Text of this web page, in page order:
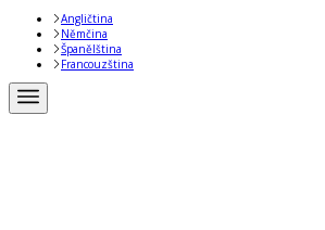
Angličtina
Němčina
Španělština
Francouzština